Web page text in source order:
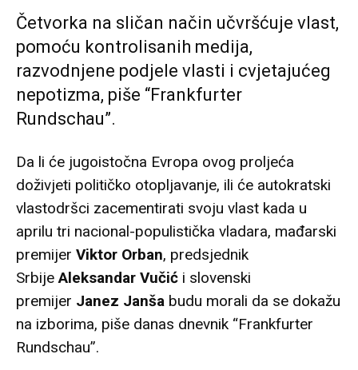
Četvorka na sličan način učvršćuje vlast,
pomoću kontrolisanih medija,
razvodnjene podjele vlasti i cvjetajućeg
nepotizma, piše “Frankfurter
Rundschau”.
Da li će jugoistočna Evropa ovog proljeća
doživjeti političko otopljavanje, ili će autokratski
vlastodršci zacementirati svoju vlast kada u
aprilu tri nacional-populistička vladara, mađarski
premijer Viktor Orban, predsjednik
SrbijeAleksandar Vučić i slovenski
premijer Janez Janša budu morali da se dokažu
na izborima, piše danas dnevnik “Frankfurter
Rundschau”.